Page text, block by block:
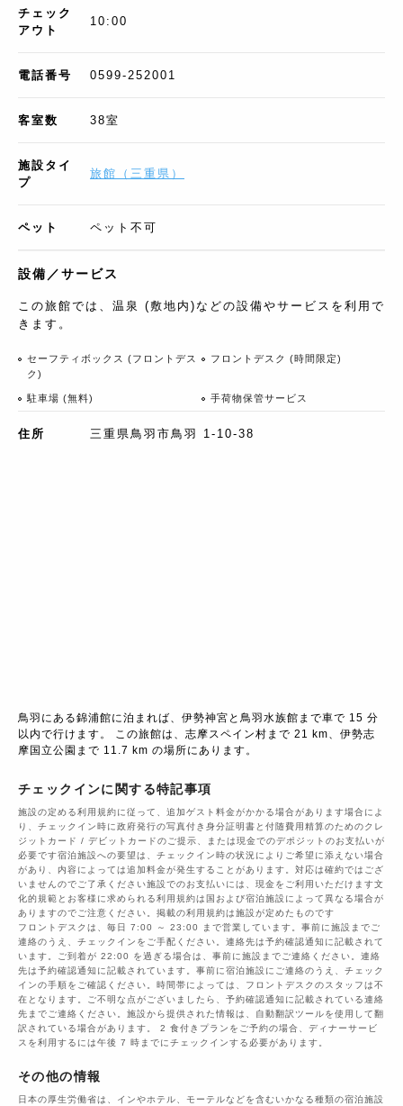
チェック
アウト
10:00
電話番号 0599-252001
客室数 38室
施設タイ
プ
旅館 （ 三重県 ）
ペット ペット不可
設備／サービス
この旅館では、温泉 (敷地内)などの設備やサービスを利用で
きます。
セーフティボックス (フロントデス
ク)
フロントデスク (時間限定)
駐車場 (無料) 手荷物保管サービス
住所 三重県鳥羽市鳥羽 1-10-38
鳥羽にある錦浦館に泊まれば、伊勢神宮と鳥羽水族館まで車で 15 分
以内で行けます。 この旅館は、志摩スペイン村まで 21 km、伊勢志
摩国立公園まで 11.7 km の場所にあります。
チェックインに関する特記事項
施設の定める利用規約に従って、追加ゲスト料金がかかる場合があります場合によ
り、チェックイン時に政府発行の写真付き身分証明書と付随費用精算のためのクレ
ジットカード / デビットカードのご提示、または現金でのデポジットのお支払いが
必要です宿泊施設への要望は、チェックイン時の状況によりご希望に添えない場合
があり、内容によっては追加料金が発生することがあります。対応は確約ではござ
いませんのでご了承ください施設でのお支払いには、現金をご利用いただけます文
化的規範とお客様に求められる利用規約は国および宿泊施設によって異なる場合が
ありますのでご注意ください。掲載の利用規約は施設が定めたものです
フロントデスクは、毎日 7:00 ～ 23:00 まで営業しています。事前に施設までご
連絡のうえ、チェックインをご手配ください。連絡先は予約確認通知に記載されて
います。ご到着が 22:00 を過ぎる場合は、事前に施設までご連絡ください。連絡
先は予約確認通知に記載されています。事前に宿泊施設にご連絡のうえ、チェック
インの手順をご確認ください。時間帯によっては、フロントデスクのスタッフは不
在となります。ご不明な点がございましたら、予約確認通知に記載されている連絡
先までご連絡ください。施設から提供された情報は、自動翻訳ツールを使用して翻
訳されている場合があります。 2 食付きプランをご予約の場合、ディナーサービ
スを利用するには午後 7 時までにチェックインする必要があります。
その他の情報
日本の厚生労働省は、インやホテル、モーテルなどを含むいかなる種類の宿泊施設